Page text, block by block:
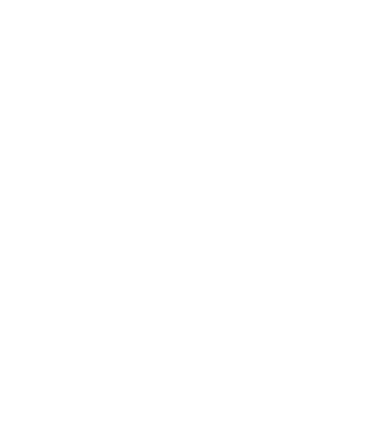
bldh cont..